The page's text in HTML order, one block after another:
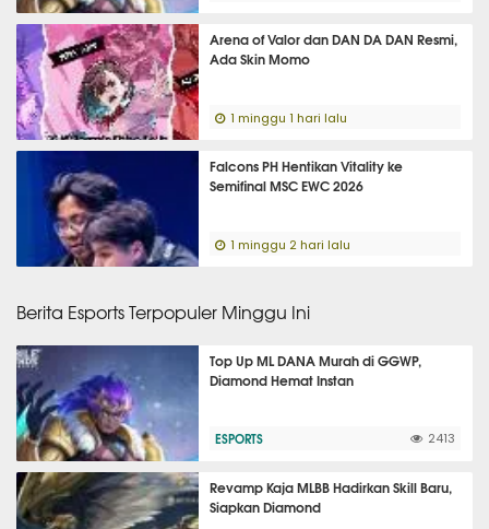
Arena of Valor dan DAN DA DAN Resmi,
Ada Skin Momo
1 minggu 1 hari lalu
Falcons PH Hentikan Vitality ke
Semifinal MSC EWC 2026
1 minggu 2 hari lalu
Berita Esports Terpopuler Minggu Ini
Top Up ML DANA Murah di GGWP,
Diamond Hemat Instan
ESPORTS 2413
Revamp Kaja MLBB Hadirkan Skill Baru,
Siapkan Diamond